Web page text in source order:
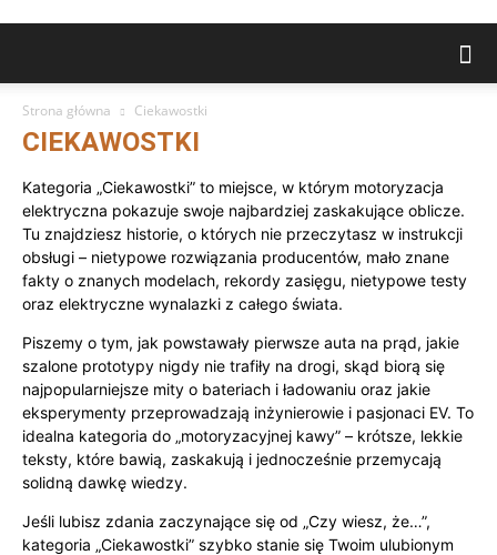
Strona główna Ciekawostki
CIEKAWOSTKI
Kategoria „Ciekawostki” to miejsce, w którym motoryzacja
elektryczna pokazuje swoje najbardziej zaskakujące oblicze.
Tu znajdziesz historie, o których nie przeczytasz w instrukcji
obsługi – nietypowe rozwiązania producentów, mało znane
fakty o znanych modelach, rekordy zasięgu, nietypowe testy
oraz elektryczne wynalazki z całego świata.
Piszemy o tym, jak powstawały pierwsze auta na prąd, jakie
szalone prototypy nigdy nie trafiły na drogi, skąd biorą się
najpopularniejsze mity o bateriach i ładowaniu oraz jakie
eksperymenty przeprowadzają inżynierowie i pasjonaci EV. To
idealna kategoria do „motoryzacyjnej kawy” – krótsze, lekkie
teksty, które bawią, zaskakują i jednocześnie przemycają
solidną dawkę wiedzy.
Jeśli lubisz zdania zaczynające się od „Czy wiesz, że…”,
kategoria „Ciekawostki” szybko stanie się Twoim ulubionym